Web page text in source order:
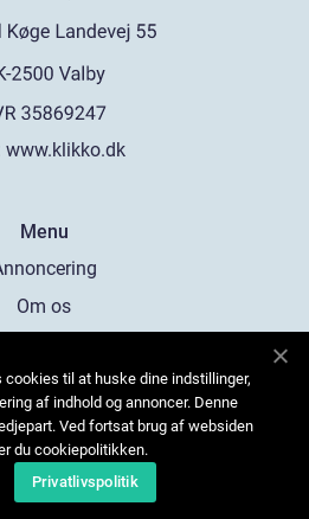
www.klikko.dk
Menu
Om os
Kontakt os
Sitemap
cookies til at huske dine indstillinger,
af indhold og annoncer. Denne
Ved fortsat brug af websiden
du cookiepolitikken.
Privatlivspolitik